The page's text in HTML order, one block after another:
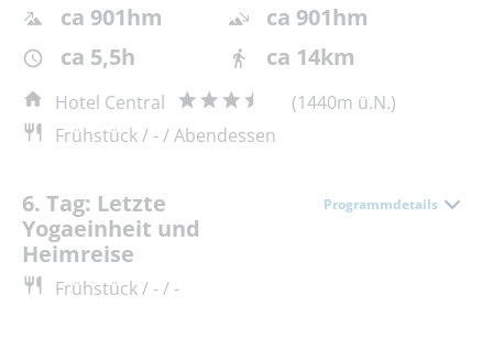
ca 901hm
ca 901hm
ca 5,5h
ca 14km
Hotel Central
(1440m ü.N.)
Frühstück / - / Abendessen
6. Tag: Letzte
Yogaeinheit und
Heimreise
Programmdetails
Frühstück / - / -